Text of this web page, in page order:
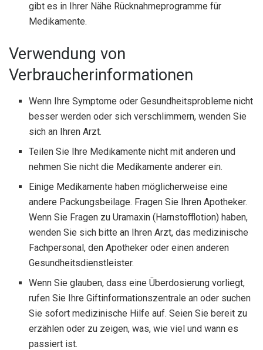
gibt es in Ihrer Nähe Rücknahmeprogramme für
Medikamente.
Verwendung von
Verbraucherinformationen
Wenn Ihre Symptome oder Gesundheitsprobleme nicht
besser werden oder sich verschlimmern, wenden Sie
sich an Ihren Arzt.
Teilen Sie Ihre Medikamente nicht mit anderen und
nehmen Sie nicht die Medikamente anderer ein.
Einige Medikamente haben möglicherweise eine
andere Packungsbeilage. Fragen Sie Ihren Apotheker.
Wenn Sie Fragen zu Uramaxin (Harnstofflotion) haben,
wenden Sie sich bitte an Ihren Arzt, das medizinische
Fachpersonal, den Apotheker oder einen anderen
Gesundheitsdienstleister.
Wenn Sie glauben, dass eine Überdosierung vorliegt,
rufen Sie Ihre Giftinformationszentrale an oder suchen
Sie sofort medizinische Hilfe auf. Seien Sie bereit zu
erzählen oder zu zeigen, was, wie viel und wann es
passiert ist.